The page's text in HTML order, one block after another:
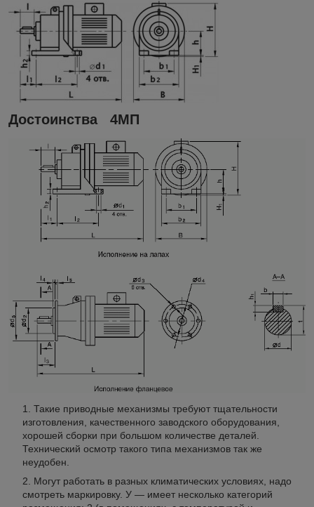
Достоинства 4МП
Такие приводные механизмы требуют тщательности
изготовления, качественного заводского оборудования,
хорошей сборки при большом количестве деталей.
Технический осмотр такого типа механизмов так же
неудобен.
Могут работать в разных климатических условиях, надо
смотреть маркировку. У — имеет несколько категорий